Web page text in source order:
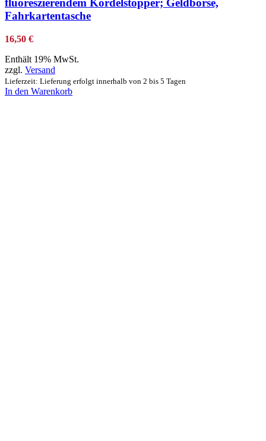
fluoreszierendem Kordelstopper; Geldbörse,
Fahrkartentasche
16,50 €
Enthält 19% MwSt.
zzgl. Versand
Lieferzeit: Lieferung erfolgt innerhalb von 2 bis 5 Tagen
In den Warenkorb